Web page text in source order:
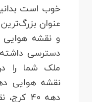
خوب است
عنوان
و نقشه هوایی
دسترسی
ملک شما را